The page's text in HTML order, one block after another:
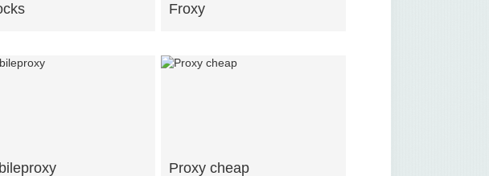
Froxy
Proxy cheap